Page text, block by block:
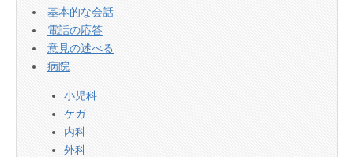
基本的な会話
電話の応答
意見の述べる
病院
小児科
ケガ
内科
外科